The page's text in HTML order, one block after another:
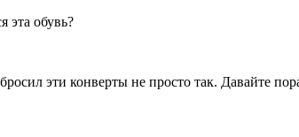
эта обувь?
эти конверты не просто так. Давайте